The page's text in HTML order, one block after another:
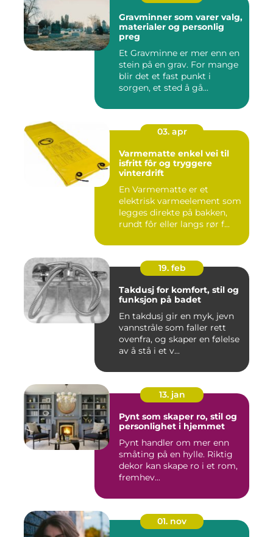
Gravminner som varer valg,
materialer og personlig
preg
Et Gravminne er mer enn en
stein på en grav. For mange
blir det et fast punkt i
sorgen, et sted å gå...
03. apr
Varmematte enkel vei til
isfritt fôr og tryggere
vinterdrift
En Varmematte er et
elektrisk varmeelement som
legges direkte på bakken,
rundt fôr eller langs rør f...
19. feb
Takdusj for komfort, stil og
funksjon på badet
En takdusj gir en myk, jevn
vannstråle som faller rett
ovenfra, og skaper en følelse
av å stå i et v...
13. jan
Pynt som skaper ro, stil og
personlighet i hjemmet
Pynt handler om mer enn
småting på en hylle. Riktig
dekor kan skape ro i et rom,
fremhev...
01. nov